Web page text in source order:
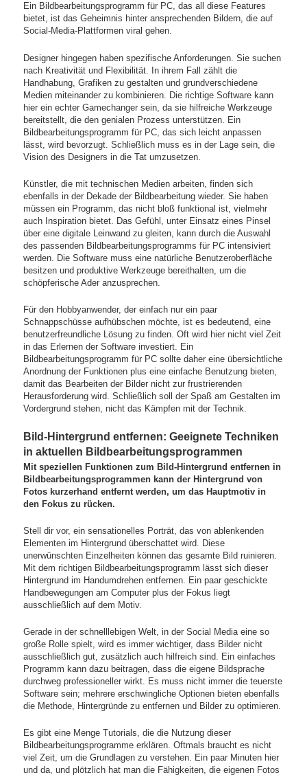
Ein Bildbearbeitungsprogramm für PC, das all diese Features
bietet, ist das Geheimnis hinter ansprechenden Bildern, die auf
Social-Media-Plattformen viral gehen.
Designer hingegen haben spezifische Anforderungen. Sie suchen
nach Kreativität und Flexibilität. In ihrem Fall zählt die
Handhabung, Grafiken zu gestalten und grundverschiedene
Medien miteinander zu kombinieren. Die richtige Software kann
hier ein echter Gamechanger sein, da sie hilfreiche Werkzeuge
bereitstellt, die den genialen Prozess unterstützen. Ein
Bildbearbeitungsprogramm für PC, das sich leicht anpassen
lässt, wird bevorzugt. Schließlich muss es in der Lage sein, die
Vision des Designers in die Tat umzusetzen.
Künstler, die mit technischen Medien arbeiten, finden sich
ebenfalls in der Dekade der Bildbearbeitung wieder. Sie haben
müssen ein Programm, das nicht bloß funktional ist, vielmehr
auch Inspiration bietet. Das Gefühl, unter Einsatz eines Pinsel
über eine digitale Leinwand zu gleiten, kann durch die Auswahl
des passenden Bildbearbeitungsprogramms für PC intensiviert
werden. Die Software muss eine natürliche Benutzeroberfläche
besitzen und produktive Werkzeuge bereithalten, um die
schöpferische Ader anzusprechen.
Für den Hobbyanwender, der einfach nur ein paar
Schnappschüsse aufhübschen möchte, ist es bedeutend, eine
benutzerfreundliche Lösung zu finden. Oft wird hier nicht viel Zeit
in das Erlernen der Software investiert. Ein
Bildbearbeitungsprogramm für PC sollte daher eine übersichtliche
Anordnung der Funktionen plus eine einfache Benutzung bieten,
damit das Bearbeiten der Bilder nicht zur frustrierenden
Herausforderung wird. Schließlich soll der Spaß am Gestalten im
Vordergrund stehen, nicht das Kämpfen mit der Technik.
Bild-Hintergrund entfernen: Geeignete Techniken
in aktuellen Bildbearbeitungsprogrammen
Mit speziellen Funktionen zum Bild-Hintergrund entfernen in
Bildbearbeitungsprogrammen kann der Hintergrund von
Fotos kurzerhand entfernt werden, um das Hauptmotiv in
den Fokus zu rücken.
Stell dir vor, ein sensationelles Porträt, das von ablenkenden
Elementen im Hintergrund überschattet wird. Diese
unerwünschten Einzelheiten können das gesamte Bild ruinieren.
Mit dem richtigen Bildbearbeitungsprogramm lässt sich dieser
Hintergrund im Handumdrehen entfernen. Ein paar geschickte
Handbewegungen am Computer plus der Fokus liegt
ausschließlich auf dem Motiv.
Gerade in der schnelllebigen Welt, in der Social Media eine so
große Rolle spielt, wird es immer wichtiger, dass Bilder nicht
ausschließlich gut, zusätzlich auch hilfreich sind. Ein einfaches
Programm kann dazu beitragen, dass die eigene Bildsprache
durchweg professioneller wirkt. Es muss nicht immer die teuerste
Software sein; mehrere erschwingliche Optionen bieten ebenfalls
die Methode, Hintergründe zu entfernen und Bilder zu optimieren.
Es gibt eine Menge Tutorials, die die Nutzung dieser
Bildbearbeitungsprogramme erklären. Oftmals braucht es nicht
viel Zeit, um die Grundlagen zu verstehen. Ein paar Minuten hier
und da, und plötzlich hat man die Fähigkeiten, die eigenen Fotos